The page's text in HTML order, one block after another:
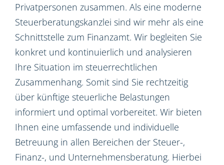
Privatpersonen zusammen. Als eine moderne
Steuerberatungskanzlei sind wir mehr als eine
Schnittstelle zum Finanzamt. Wir begleiten Sie
konkret und kontinuierlich und analysieren
Ihre Situation im steuerrechtlichen
Zusammenhang. Somit sind Sie rechtzeitig
über künftige steuerliche Belastungen
informiert und optimal vorbereitet. Wir bieten
Ihnen eine umfassende und individuelle
Betreuung in allen Bereichen der Steuer-,
Finanz-, und Unternehmensberatung. Hierbei